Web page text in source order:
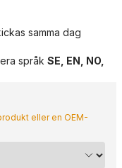
samma dag
språk SE, EN, NO,
eller en OEM-